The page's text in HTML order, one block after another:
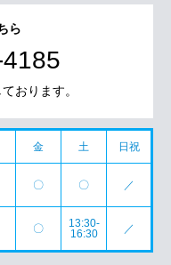
ら
おります。
金 土 日祝
〇 〇 ／
〇
13:30-
16:30
／